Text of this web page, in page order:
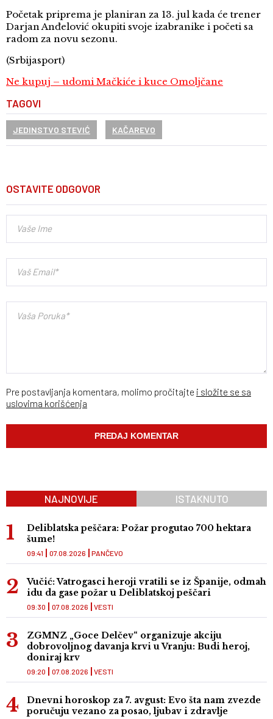
Početak priprema je planiran za 13. jul kada će trener
Darjan Anđelović okupiti svoje izabranike i početi sa
radom za novu sezonu.
(Srbijasport)
Ne kupuj – udomi Mačkiće i kuce Omoljčane
TAGOVI
JEDINSTVO STEVIĆ KAČAREVO
OSTAVITE ODGOVOR
Pre postavljanja komentara, molimo pročitajte i složite se sa
uslovima korišćenja
NAJNOVIJE ISTAKNUTO
Deliblatska peščara: Požar progutao 700 hektara
šume!
PANČEVO
09:41 07.08.2026
Vučić: Vatrogasci heroji vratili se iz Španije, odmah
idu da gase požar u Deliblatskoj peščari
VESTI
09:30 07.08.2026
ZGMNZ „Goce Delčev“ organizuje akciju
dobrovoljnog davanja krvi u Vranju: Budi heroj,
doniraj krv
VESTI
09:20 07.08.2026
Dnevni horoskop za 7. avgust: Evo šta nam zvezde
poručuju vezano za posao, ljubav i zdravlje